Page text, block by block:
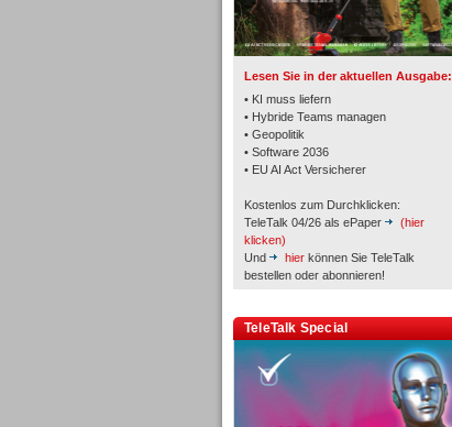
Lesen Sie in der aktuellen Ausgabe:
• KI muss liefern
• Hybride Teams managen
• Geopolitik
• Software 2036
• EU AI Act Versicherer
Kostenlos zum Durchklicken:
TeleTalk 04/26 als ePaper
(hier
klicken)
Und
hier können Sie TeleTalk
bestellen oder abonnieren!
TeleTalk Special
TK- und ACD-Systeme
Workforce-Management